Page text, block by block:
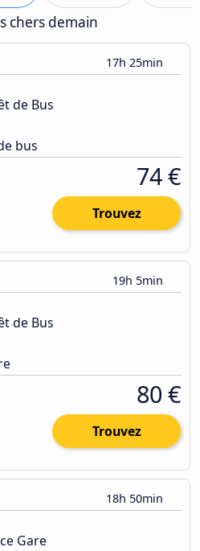
chers demain
17h 25min
de Bus
bus
74 €
Trouvez
19h 5min
de Bus
80 €
Trouvez
18h 50min
Gare